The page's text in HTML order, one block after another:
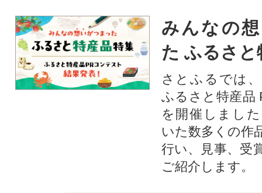
みんなの
た ふるさと
さとふるでは
ふるさと特産品
を開催しまし
いた数多くの作
行い、見事、受
ご紹介します。